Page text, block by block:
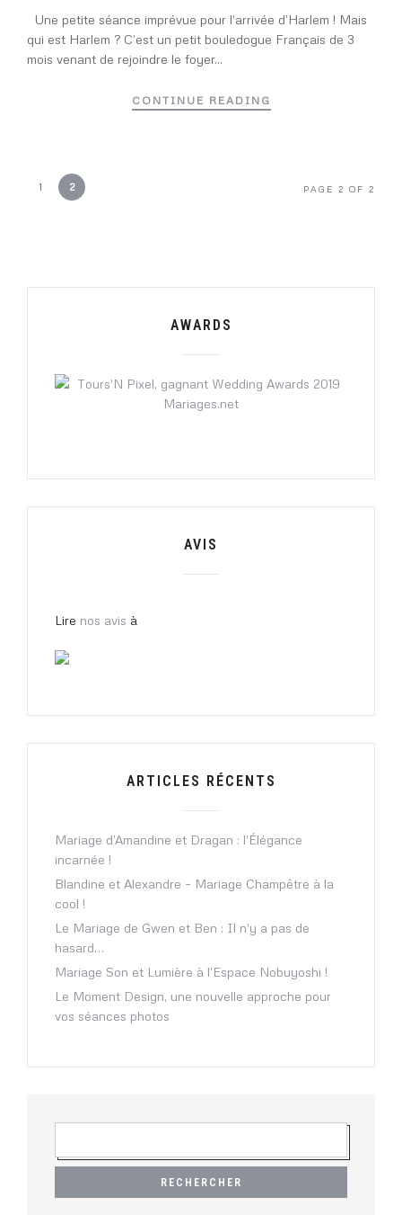
Une petite séance imprévue pour l’arrivée d’Harlem ! Mais
qui est Harlem ? C’est un petit bouledogue Français de 3
mois venant de rejoindre le foyer...
CONTINUE READING
1 2 PAGE 2 OF 2
AWARDS
AVIS
Lire nos avis à
ARTICLES RÉCENTS
Mariage d’Amandine et Dragan : l’Élégance
incarnée !
Blandine et Alexandre – Mariage Champêtre à la
cool !
Le Mariage de Gwen et Ben : Il n’y a pas de
hasard…
Mariage Son et Lumière à l’Espace Nobuyoshi !
Le Moment Design, une nouvelle approche pour
vos séances photos
C